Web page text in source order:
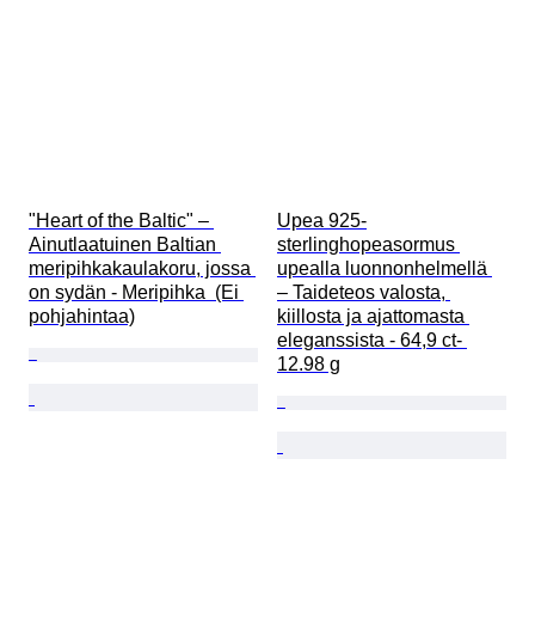
"Heart of the Baltic" –
Ainutlaatuinen Baltian
meripihkakaulakoru, jossa
on sydän - Meripihka  (Ei
pohjahintaa)
Upea 925-
sterlinghopeasormus
upealla luonnonhelmellä
– Taideteos valosta,
kiillosta ja ajattomasta
eleganssista - 64,9 ct-
12.98 g